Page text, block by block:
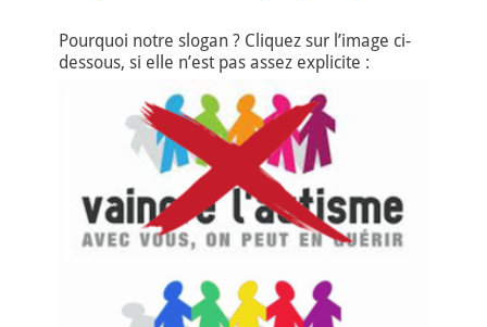
Pourquoi notre slogan ? Cliquez sur l’image ci-
dessous, si elle n’est pas assez explicite :